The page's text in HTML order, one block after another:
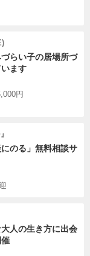
らい子の居場所づ
ます
円
のる」無料相談サ
人の生き方に出会